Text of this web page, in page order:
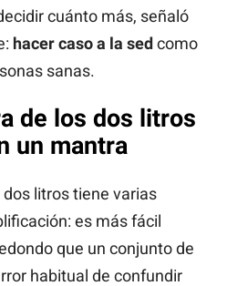
cuánto más, señaló
hacer caso a la sed como
sanas.
de los dos litros
un mantra
litros tiene varias
es más fácil
que un conjunto de
habitual de confundir